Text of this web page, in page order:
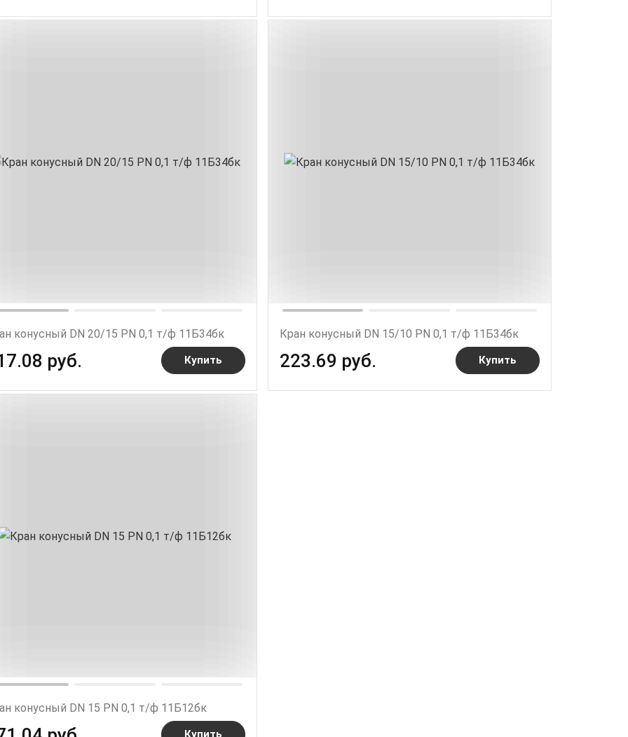
конусный DN 20/15 PN 0,1 т/ф 11Б34бк
руб. Купить
Кран конусный DN 15/10 PN 0,1 т/ф 11Б34бк
223.69 руб. Купить
конусный DN 15 PN 0,1 т/ф 11Б12бк
Купить